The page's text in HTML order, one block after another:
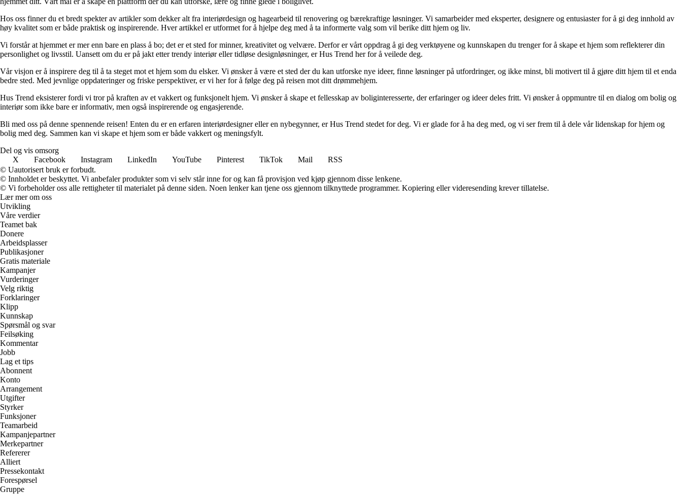
Hos oss finner du et bredt spekter av artikler som dekker alt fra interiørdesign og hagearbeid til renovering og bærekraftige løsninger. Vi samarbeider med eksperter, designere og entusiaster for å gi deg innhold av
høy kvalitet som er både praktisk og inspirerende. Hver artikkel er utformet for å hjelpe deg med å ta informerte valg som vil berike ditt hjem og liv.
Vi forstår at hjemmet er mer enn bare en plass å bo; det er et sted for minner, kreativitet og velvære. Derfor er vårt oppdrag å gi deg verktøyene og kunnskapen du trenger for å skape et hjem som reflekterer din
personlighet og livsstil. Uansett om du er på jakt etter trendy interiør eller tidløse designløsninger, er Hus Trend her for å veilede deg.
Vår visjon er å inspirere deg til å ta steget mot et hjem som du elsker. Vi ønsker å være et sted der du kan utforske nye ideer, finne løsninger på utfordringer, og ikke minst, bli motivert til å gjøre ditt hjem til et enda
bedre sted. Med jevnlige oppdateringer og friske perspektiver, er vi her for å følge deg på reisen mot ditt drømmehjem.
Hus Trend eksisterer fordi vi tror på kraften av et vakkert og funksjonelt hjem. Vi ønsker å skape et fellesskap av boliginteresserte, der erfaringer og ideer deles fritt. Vi ønsker å oppmuntre til en dialog om bolig og
interiør som ikke bare er informativ, men også inspirerende og engasjerende.
Bli med oss på denne spennende reisen! Enten du er en erfaren interiørdesigner eller en nybegynner, er Hus Trend stedet for deg. Vi er glade for å ha deg med, og vi ser frem til å dele vår lidenskap for hjem og
bolig med deg. Sammen kan vi skape et hjem som er både vakkert og meningsfylt.
Del og vis omsorg
X
Facebook Instagram LinkedIn YouTube Pinterest TikTok Mail
RSS
© Uautorisert bruk er forbudt.
© Innholdet er beskyttet. Vi anbefaler produkter som vi selv står inne for og kan få provisjon ved kjøp gjennom disse lenkene.
© Vi forbeholder oss alle rettigheter til materialet på denne siden. Noen lenker kan tjene oss gjennom tilknyttede programmer. Kopiering eller videresending krever tillatelse.
Lær mer om oss
Utvikling
Våre verdier
Teamet bak
Donere
Arbeidsplasser
Publikasjoner
Gratis materiale
Kampanjer
Vurderinger
Velg riktig
Forklaringer
Klipp
Kunnskap
Spørsmål og svar
Feilsøking
Kommentar
Jobb
Lag et tips
Abonnent
Konto
Arrangement
Utgifter
Styrker
Funksjoner
Teamarbeid
Kampanjepartner
Merkepartner
Refererer
Alliert
Pressekontakt
Forespørsel
Gruppe